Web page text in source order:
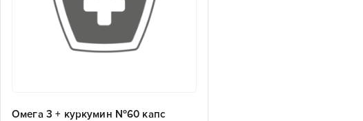
Омега 3 + куркумин №60 капс